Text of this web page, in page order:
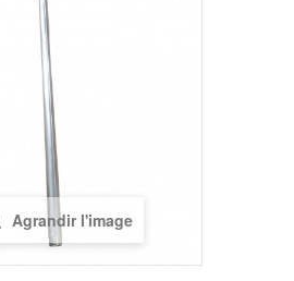
Agrandir l'image